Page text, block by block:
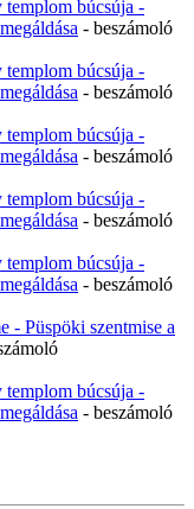
templom búcsúja -
- beszámoló
templom búcsúja -
- beszámoló
templom búcsúja -
- beszámoló
templom búcsúja -
- beszámoló
templom búcsúja -
- beszámoló
- Püspöki szentmise a
templom búcsúja -
- beszámoló